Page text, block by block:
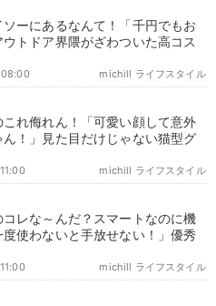
ソーにあるなんて！「千円でもお
トドア界隈がざわついた高コス
michill ライフスタイル
これ侮れん！「可愛い顔して意外
ん！」見た目だけじゃない猫型グ
michill ライフスタイル
コレな～んだ？スマートなのに機
使わないと手放せない！」優秀
michill ライフスタイル